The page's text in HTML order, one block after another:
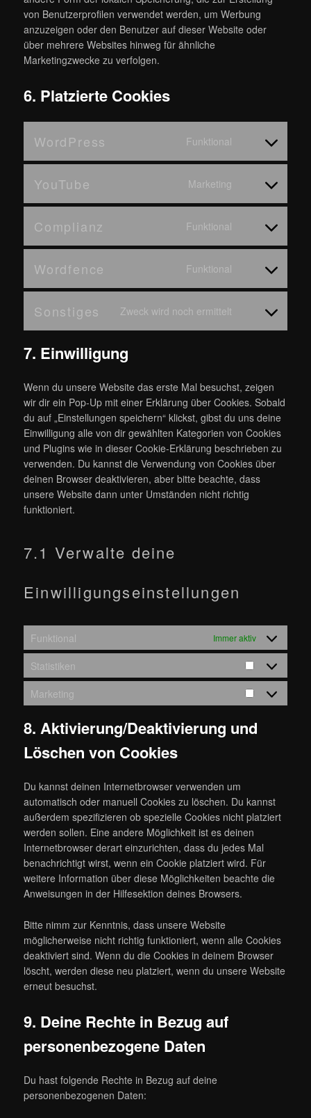
von Benutzerprofilen verwendet werden, um Werbung
anzuzeigen oder den Benutzer auf dieser Website oder
über mehrere Websites hinweg für ähnliche
Marketingzwecke zu verfolgen.
6. Platzierte Cookies
WordPress Funktional
Consent
to
service
wordpress
YouTube Marketing
Consent
to
service
youtube
Complianz Funktional
Consent
to
service
complianz
Wordfence Funktional
Consent
to
service
wordfence
Sonstiges Zweck wird noch ermittelt
Consent
to
7. Einwilligung
Wenn du unsere Website das erste Mal besuchst, zeigen
wir dir ein Pop-Up mit einer Erklärung über Cookies. Sobald
du auf „Einstellungen speichern“ klickst, gibst du uns deine
Einwilligung alle von dir gewählten Kategorien von Cookies
und Plugins wie in dieser Cookie-Erklärung beschrieben zu
verwenden. Du kannst die Verwendung von Cookies über
deinen Browser deaktivieren, aber bitte beachte, dass
unsere Website dann unter Umständen nicht richtig
funktioniert.
7.1 Verwalte deine
Einwilligungseinstellungen
Funktional Immer aktiv
Statistiken
Statistiken
Marketing
Marketing
8. Aktivierung/Deaktivierung und
Löschen von Cookies
Du kannst deinen Internetbrowser verwenden um
automatisch oder manuell Cookies zu löschen. Du kannst
außerdem spezifizieren ob spezielle Cookies nicht platziert
werden sollen. Eine andere Möglichkeit ist es deinen
Internetbrowser derart einzurichten, dass du jedes Mal
benachrichtigt wirst, wenn ein Cookie platziert wird. Für
weitere Information über diese Möglichkeiten beachte die
Anweisungen in der Hilfesektion deines Browsers.
Bitte nimm zur Kenntnis, dass unsere Website
möglicherweise nicht richtig funktioniert, wenn alle Cookies
deaktiviert sind. Wenn du die Cookies in deinem Browser
löscht, werden diese neu platziert, wenn du unsere Website
erneut besuchst.
9. Deine Rechte in Bezug auf
personenbezogene Daten
Du hast folgende Rechte in Bezug auf deine
personenbezogenen Daten: